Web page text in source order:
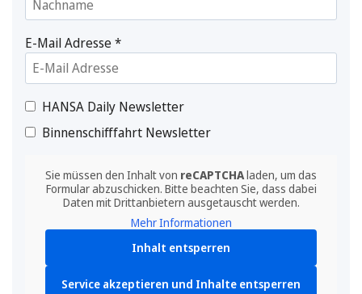
E-Mail Adresse*
HANSA Daily Newsletter
Binnenschifffahrt Newsletter
Sie müssen den Inhalt von reCAPTCHAladen, um das
Formular abzuschicken. Bitte beachten Sie, dass dabei
Daten mit Drittanbietern ausgetauscht werden.
Mehr Informationen
Inhalt entsperren
Service akzeptieren und Inhalte entsperren